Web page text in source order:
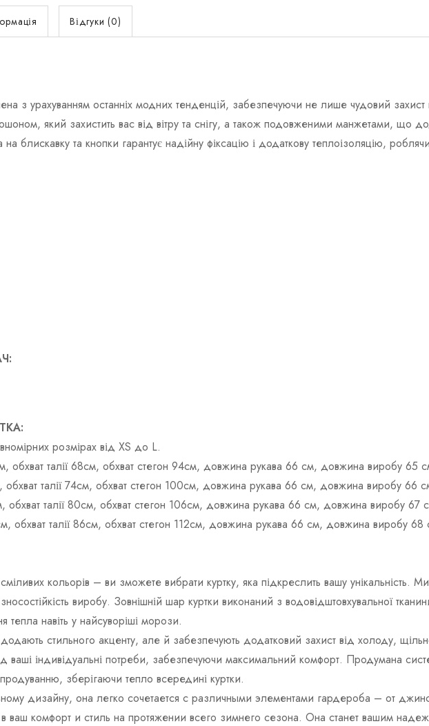
Відгуки (0)
з урахуванням останніх модних тенденцій, забезпечуючи не лише чудовий
який захистить вас від вітру та снігу, а також подовженими манжетами, що
блискавку та кнопки гарантує надійну фіксацію і додаткову теплоізоляцію,
розмірах від ХS до L.
обхват талії 68см, обхват стегон 94см, довжина рукава 66 см, довжина виробу 65
талії 74см, обхват стегон 100см, довжина рукава 66 см, довжина виробу 66
талії 80см, обхват стегон 106см, довжина рукава 66 см, довжина виробу 67
обхват талії 86см, обхват стегон 112см, довжина рукава 66 см, довжина виробу 68
кольорів – ви зможете вибрати куртку, яка підкреслить вашу унікальність.
виробу. Зовнішній шар куртки виконаний з водовідштовхувальної
тепла навіть у найсуворіші морози.
стильного акценту, але й забезпечують додатковий захист від холоду,
ваші індивідуальні потреби, забезпечуючи максимальний комфорт. Продумана
зберігаючи тепло всередині куртки.
дизайну, она легко сочетается с различными элементами гардероба – от
в ваш комфорт и стиль на протяжении всего зимнего сезона. Она станет вашим